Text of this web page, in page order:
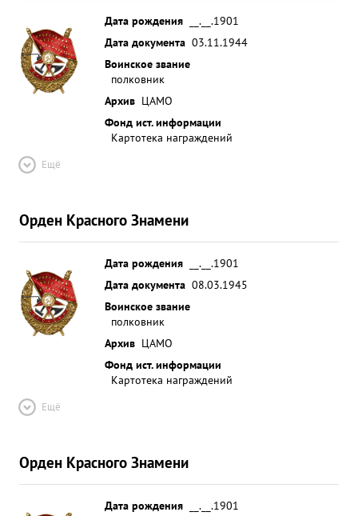
Дата рождения
__.__.1901
Дата документа 03.11.1944
Воинское звание
полковник
Архив ЦАМО
Фонд ист. информации
Картотека награждений
Ещё
Орден Красного Знамени
Дата рождения
__.__.1901
Дата документа 08.03.1945
Воинское звание
полковник
Архив ЦАМО
Фонд ист. информации
Картотека награждений
Ещё
Орден Красного Знамени
Дата рождения
__.__.1901